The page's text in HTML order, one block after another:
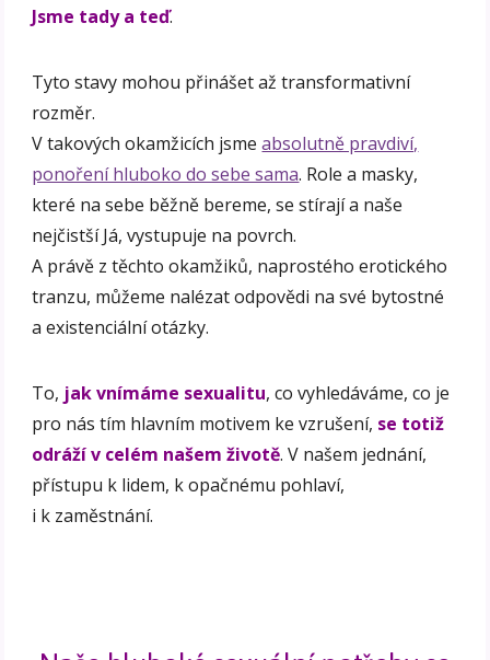
Jsme tady a teď.
Tyto stavy mohou přinášet až transformativní
rozměr.
V takových okamžicích jsmeabsolutně pravdiví,
ponoření hluboko do sebe sama. Role a masky,
které na sebe běžně bereme, se stírají a naše
nejčistší Já, vystupuje na povrch.
A právě z těchto okamžiků, naprostého erotického
tranzu, můžeme nalézat odpovědi na své bytostné
a existenciální otázky.
To, jak vnímáme sexualitu, co vyhledáváme, co je
pro nás tím hlavním motivem ke vzrušení, se totiž
odráží v celém našem životě. V našem jednání,
přístupu k lidem, k opačnému pohlaví,
i k zaměstnání.